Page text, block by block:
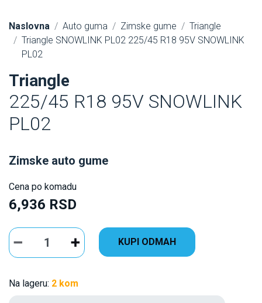
Naslovna Auto guma Zimske gume
Triangle
Triangle SNOWLINK PL02 225/45 R18 95V SNOWLINK
PL02
Triangle
225/45 R18 95V SNOWLINK
PL02
Zimske auto gume
Cena po komadu
6,936 RSD
KUPI ODMAH
Na lageru: 2 kom